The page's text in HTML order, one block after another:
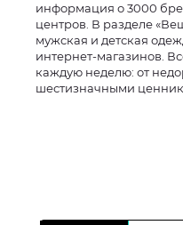
информация о 3000
центров. В разделе
мужская и детская
интернет-магазинов.
каждую неделю: от
шестизначными